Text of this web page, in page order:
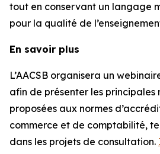
tout en conservant un langage
pour la qualité de
En savoir plus
L’AACSB organisera un
afin de présenter les principales
proposées aux normes
commerce et de comptabilité,
dans les projets de consultation.